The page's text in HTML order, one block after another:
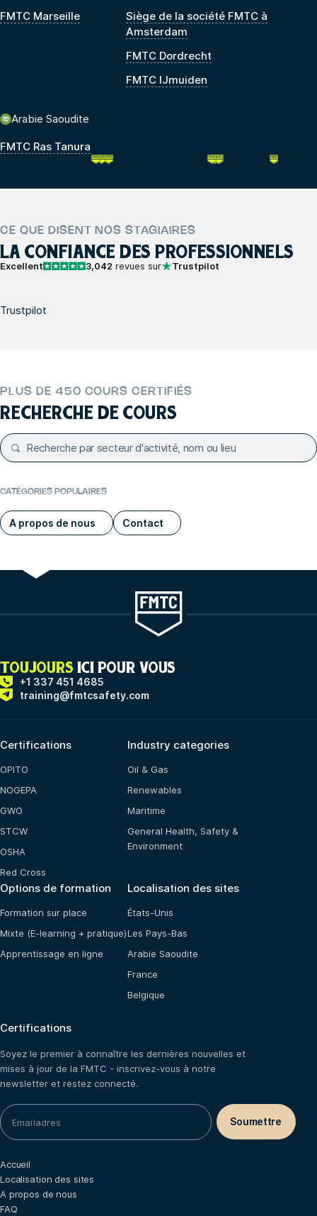
FMTC Marseille
Siège de la société FMTC à
Amsterdam
FMTC Dordrecht
FMTC IJmuiden
Arabie Saoudite
FMTC Ras Tanura
CE QUE DISENT NOS STAGIAIRES
LA CONFIANCE DES PROFESSIONNELS
Excellent 3,042 revues sur Trustpilot
Trustpilot
PLUS DE 450 COURS CERTIFIÉS
RECHERCHE DE COURS
CATÉGORIES POPULAIRES
A propos de nous Contact
TOUJOURS ICI POUR VOUS
+1 337 451 4685
training@fmtcsafety.com
Certifications
OPITO
NOGEPA
GWO
STCW
OSHA
Red Cross
Industry categories
Oil & Gas
Renewables
Maritime
General Health, Safety &
Environment
Options de formation
Formation sur place
Mixte (E-learning + pratique)
Apprentissage en ligne
Localisation des sites
États-Unis
Les Pays-Bas
Arabie Saoudite
France
Belgique
Certifications
Soyez le premier à connaître les dernières nouvelles et
mises à jour de la FMTC - inscrivez-vous à notre
newsletter et restez connecté.
Accueil
Localisation des sites
A propos de nous
FAQ